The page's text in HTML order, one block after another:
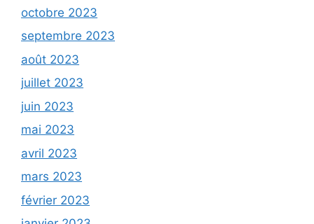
octobre 2023
septembre 2023
août 2023
juillet 2023
juin 2023
mai 2023
avril 2023
mars 2023
février 2023